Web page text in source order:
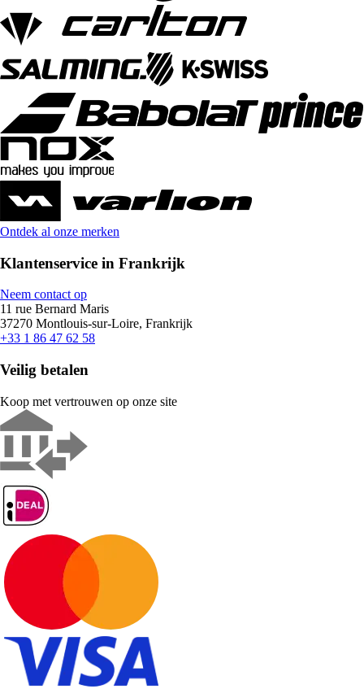
Ontdek al onze merken
Klantenservice in Frankrijk
Neem contact op
11 rue Bernard Maris
37270 Montlouis-sur-Loire, Frankrijk
+33 1 86 47 62 58
Veilig betalen
Koop met vertrouwen op onze site